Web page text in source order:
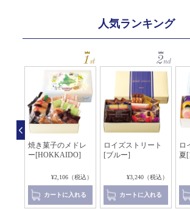
人気ランキング
焼き菓子のメドレ
ー[HOKKAIDO]
¥2,106（税込）
カートに入れる
ロイズストリート
[ブルー]
¥3,240（税込）
カートに入れる
ロ
夏